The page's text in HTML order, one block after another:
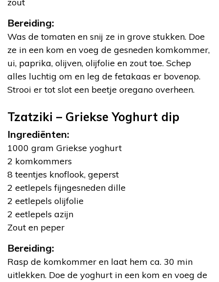
Bereiding:
Was de tomaten en snij ze in grove stukken. Doe
ze in een kom en voeg de gesneden komkommer,
ui, paprika, olijven, olijfolie en zout toe. Schep
alles luchtig om en leg de fetakaas er bovenop.
Strooi er tot slot een beetje oregano overheen.
Tzatziki – Griekse Yoghurt dip
Ingrediënten:
1000 gram Griekse yoghurt
2 komkommers
8 teentjes knoflook, geperst
2 eetlepels fijngesneden dille
2 eetlepels olijfolie
2 eetlepels azijn
Zout en peper
Bereiding:
Rasp de komkommer en laat hem ca. 30 min
uitlekken. Doe de yoghurt in een kom en voeg de